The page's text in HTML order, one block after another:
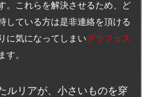
。これらを解決させるため、ど
している方は是非連絡を頂ける
に気になってしまいグラフェス
す。
ルリアが、小さいものを穿